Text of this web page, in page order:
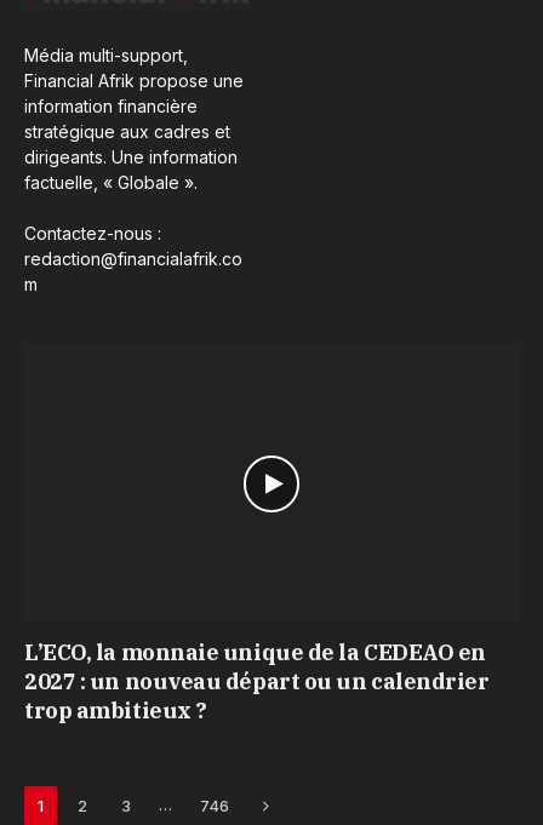
Média multi-support,
Financial Afrik propose une
information financière
stratégique aux cadres et
dirigeants. Une information
factuelle, « Globale ».
Contactez-nous :
redaction@financialafrik.co
m
L’ECO, la monnaie unique de la CEDEAO en
2027 : un nouveau départ ou un calendrier
trop ambitieux ?
1 2 3 … 746 Next